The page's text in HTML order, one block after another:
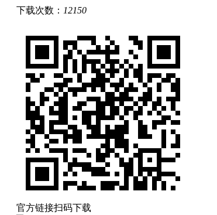
下载次数： 12150
官方链接扫码下载